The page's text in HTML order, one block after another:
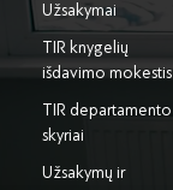
Užsakymai
TIR knygelių
išdavimo mokestis
TIR departamento
skyriai
Užsakymų ir